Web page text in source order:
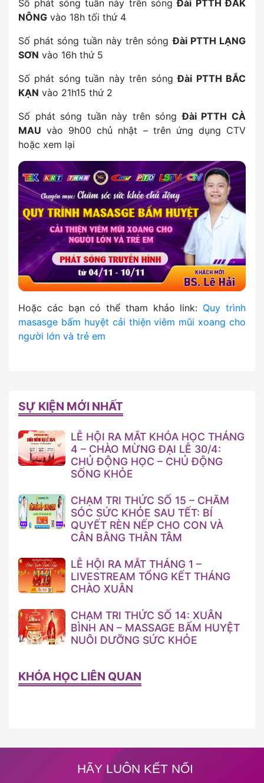
Số phát sóng tuần này trên sóngĐài PTTH ĐẮK
NÔNG vào 18h tối thứ 4
Số phát sóng tuần này trên sóngĐài PTTH LẠNG
SƠN vào 16h thứ 5
Số phát sóng tuần này trên sóngĐài PTTH BẮC
KẠN vào 21h15 thứ 2
Số phát sóng tuần này trên sóngĐài PTTH CÀ
MAU vào 9h00 chủ nhật – trên ứng dụng CTV
hoặc xem lại
Hoặc các bạn có thể tham khảo link: Quy trình
masasge bấm huyệt cải thiện viêm mũi xoang cho
người lớn và trẻ em
SỰ KIỆN MỚI NHẤT
LỄ HỘI RA MẮT KHÓA HỌC THÁNG
4 – CHÀO MỪNG ĐẠI LỄ 30/4:
CHỦ ĐỘNG HỌC – CHỦ ĐỘNG
SỐNG KHỎE
CHẠM TRI THỨC SỐ 15 – CHĂM
SÓC SỨC KHỎE SAU TẾT: BÍ
QUYẾT RÈN NẾP CHO CON VÀ
CÂN BẰNG THÂN TÂM
LỄ HỘI RA MẮT THÁNG 1 –
LIVESTREAM TỔNG KẾT THÁNG
CHÀO XUÂN
CHẠM TRI THỨC SỐ 14: XUÂN
BÌNH AN – MASSAGE BẤM HUYỆT
NUÔI DƯỠNG SỨC KHỎE
KHÓA HỌC LIÊN QUAN
HÃY LUÔN KẾT NỐI